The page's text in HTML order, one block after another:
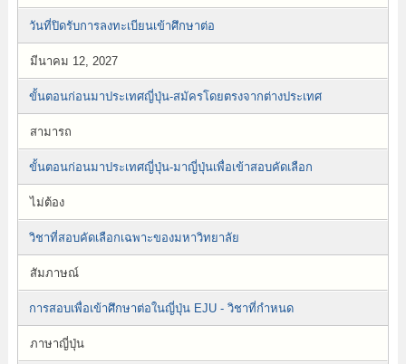
วันที่ปิดรับการลงทะเบียนเข้าศึกษาต่อ
มีนาคม 12, 2027
ขั้นตอนก่อนมาประเทศญี่ปุ่น-สมัครโดยตรงจากต่างประเทศ
สามารถ
ขั้นตอนก่อนมาประเทศญี่ปุ่น-มาญี่ปุ่นเพื่อเข้าสอบคัดเลือก
ไม่ต้อง
วิชาที่สอบคัดเลือกเฉพาะของมหาวิทยาลัย
สัมภาษณ์
การสอบเพื่อเข้าศึกษาต่อในญี่ปุ่น EJU - วิชาที่กำหนด
ภาษาญี่ปุ่น